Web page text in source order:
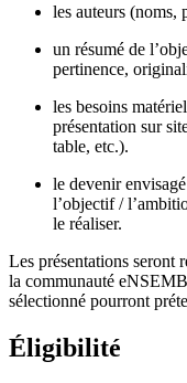
les auteurs (noms,
un résumé de
pertinence,
les besoins
présentation sur
table, etc.).
le devenir
l’objectif /
le réaliser.
Les présentations seront
la communauté
sélectionné pourront
Éligibilité